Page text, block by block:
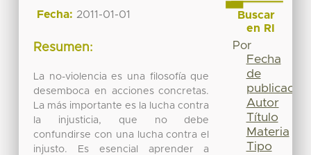
Fecha: 2011-01-01
Resumen:
La no-violencia es una filosofía que
desemboca en acciones concretas.
La más importante es la lucha contra
la injusticia, que no debe
confundirse con una lucha contra el
injusto. Es esencial aprender a
Buscar
en RI
Por
Fecha
de
publicación
Autor
Título
Materia
Tipo